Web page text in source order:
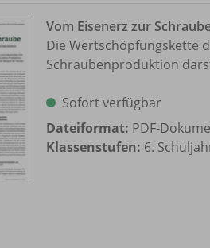
Vom Eisenerz zur
Die Wertschöpfungskette
Schraubenproduktion
Sofort verfügbar
Dateiformat: PDF-
Klassenstufen: 6.